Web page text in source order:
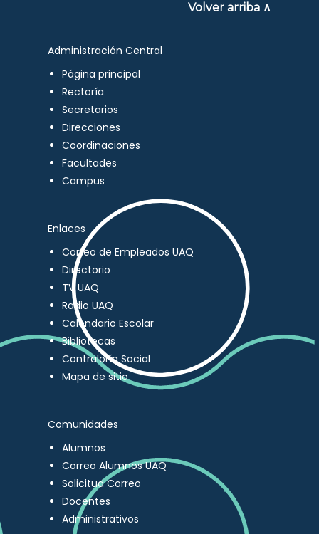
Volver arriba ∧
Administración Central
Página principal
Rectoría
Secretarios
Direcciones
Coordinaciones
Facultades
Campus
Enlaces
Correo de Empleados UAQ
Directorio
TV UAQ
Radio UAQ
Calendario Escolar
Bibliotecas
Contraloría Social
Mapa de sitio
Comunidades
Alumnos
Correo Alumnos UAQ
Solicitud Correo
Docentes
Administrativos